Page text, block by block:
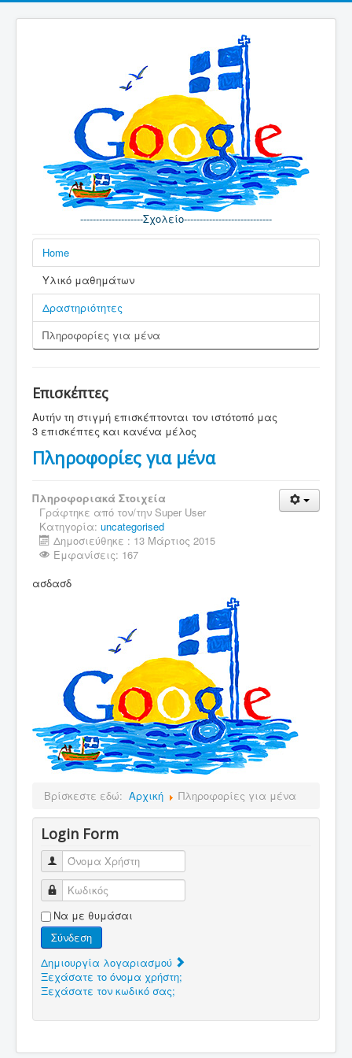
--------------------Σχολείο----------------------------
Home
Υλικό μαθημάτων
Δραστηριότητες
Πληροφορίες για μένα
Επισκέπτες
Αυτήν τη στιγμή επισκέπτονται τον ιστότοπό μας
3 επισκέπτες και κανένα μέλος
Πληροφορίες για μένα
Πληροφοριακά Στοιχεία
Γράφτηκε από τον/την Super User
Κατηγορία: uncategorised
Δημοσιεύθηκε : 13 Μάρτιος 2015
Εμφανίσεις: 167
ασδασδ
Βρίσκεστε εδώ: Αρχική Πληροφορίες για μένα
Login Form
Όνομα Χρήστη
Κωδικός
Να με θυμάσαι
Σύνδεση
Δημιουργία λογαριασμού
Ξεχάσατε το όνομα χρήστη;
Ξεχάσατε τον κωδικό σας;